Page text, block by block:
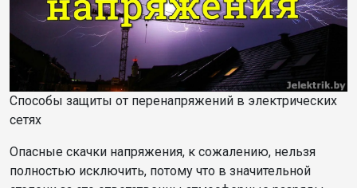
Способы защиты от перенапряжений в электрических
сетях
Опасные скачки напряжения, к сожалению, нельзя
полностью исключить, потому что в значительной